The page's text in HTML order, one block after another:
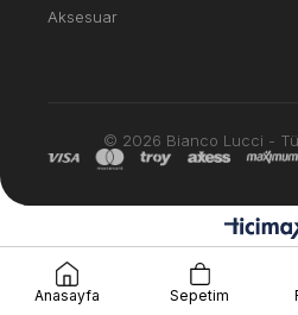
Aksesuar
© 2026 Bianco Lucci -
Anasayfa Sepetim